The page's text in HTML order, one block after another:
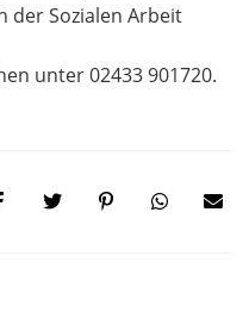
der Sozialen Arbeit
unter 02433 901720.